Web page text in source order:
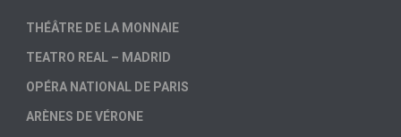
THÉÂTRE DE LA MONNAIE
TEATRO REAL – MADRID
OPÉRA NATIONAL DE PARIS
ARÈNES DE VÉRONE